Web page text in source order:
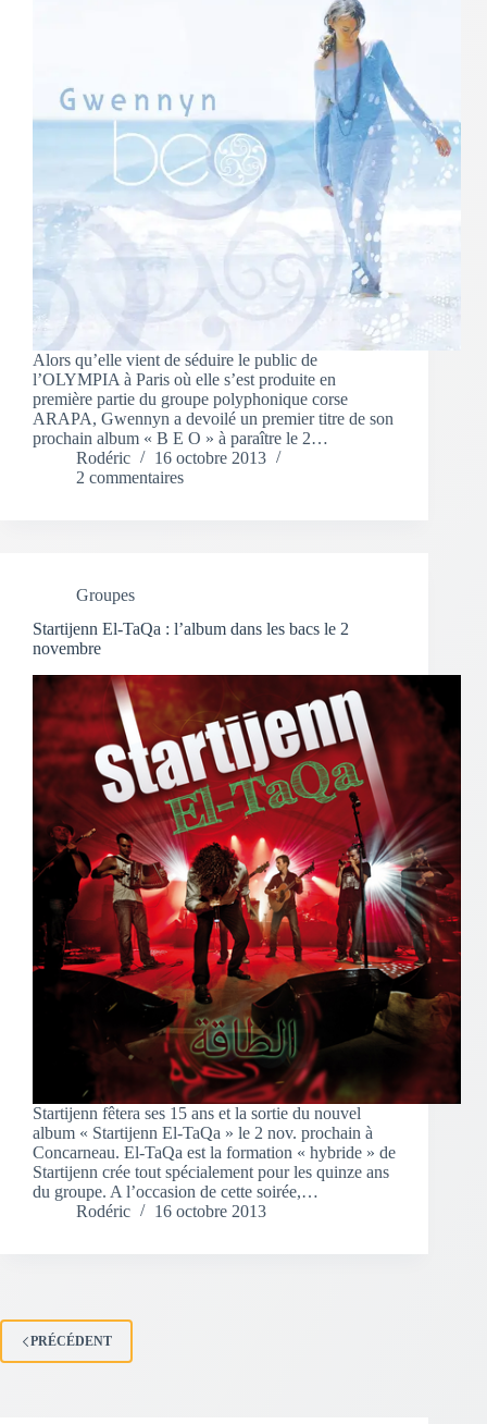
Alors qu’elle vient de séduire le public de
l’OLYMPIA à Paris où elle s’est produite en
première partie du groupe polyphonique corse
ARAPA, Gwennyn a devoilé un premier titre de son
prochain album « B E O » à paraître le 2…
Rodéric
16 octobre 2013
2 commentaires
Groupes
Startijenn El-TaQa : l’album dans les bacs le 2
novembre
Startijenn fêtera ses 15 ans et la sortie du nouvel
album « Startijenn El-TaQa » le 2 nov. prochain à
Concarneau. El-TaQa est la formation « hybride » de
Startijenn crée tout spécialement pour les quinze ans
du groupe. A l’occasion de cette soirée,…
Rodéric
16 octobre 2013
PRÉCÉDENT